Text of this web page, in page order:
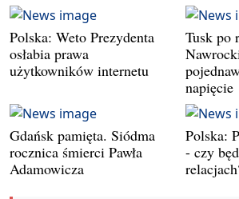
Polska: Weto Prezydenta
osłabia prawa
użytkowników internetu
Tusk po
napięcie
Gdańsk pamięta. Siódma
rocznica śmierci Pawła
Adamowicza
Polska:
- czy